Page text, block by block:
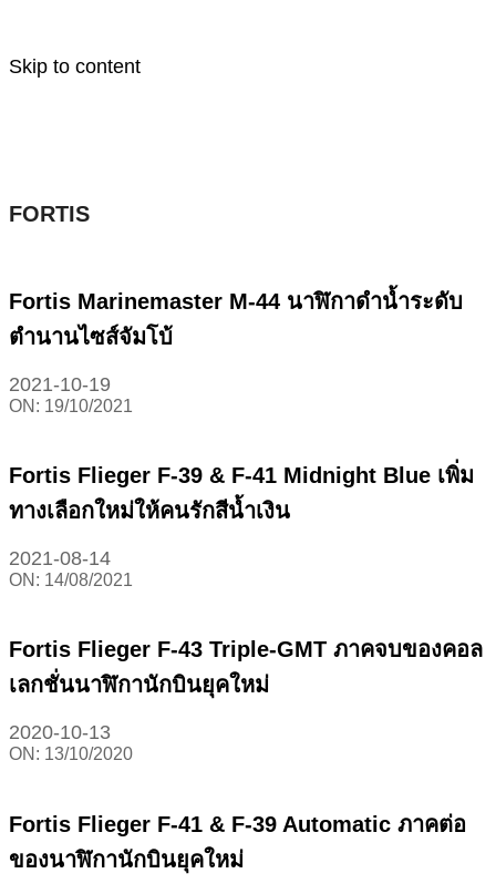
Skip to content
FORTIS
Fortis Marinemaster M-44 นาฬิกาดำน้ำระดับ
ตำนานไซส์จัมโบ้
2021-10-19
ON: 19/10/2021
Fortis Flieger F-39 & F-41 Midnight Blue เพิ่ม
ทางเลือกใหม่ให้คนรักสีน้ำเงิน
2021-08-14
ON: 14/08/2021
Fortis Flieger F-43 Triple-GMT ภาคจบของคอล
เลกชั่นนาฬิกานักบินยุคใหม่
2020-10-13
ON: 13/10/2020
Fortis Flieger F-41 & F-39 Automatic ภาคต่อ
ของนาฬิกานักบินยุคใหม่